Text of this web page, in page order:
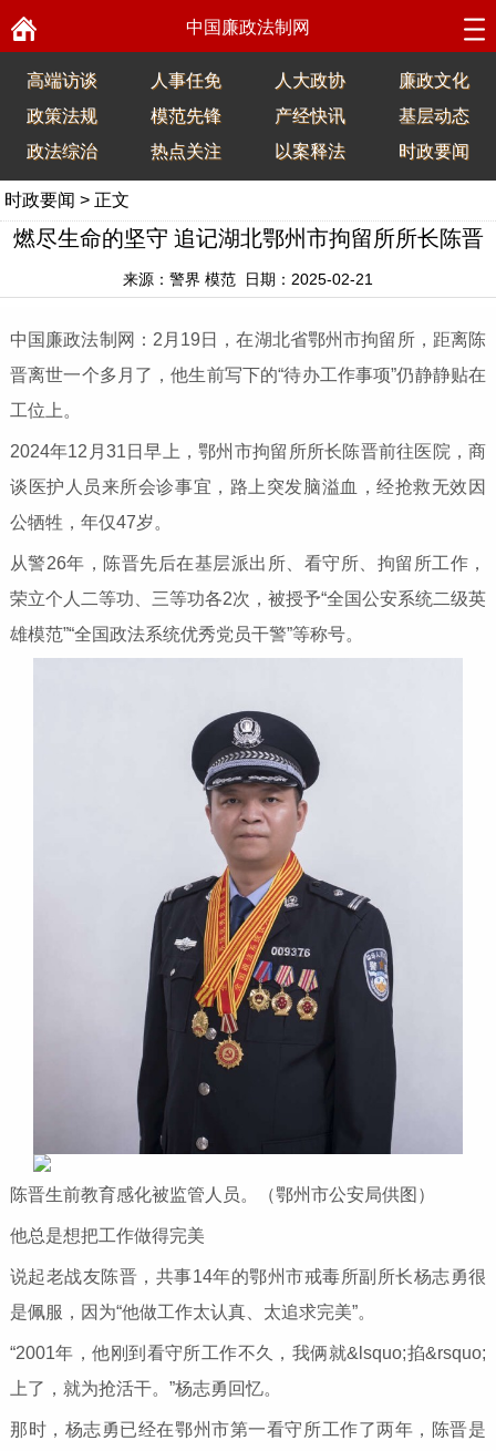
中国廉政法制网
高端访谈 人事任免 人大政协
廉政文化
政策法规
模范先锋 产经快讯
基层动态
政法综治
热点关注 以案释法 时政要闻
时政要闻 > 正文
燃尽生命的坚守 追记湖北鄂州市拘留所所长陈晋
来源：警界 模范 日期：2025-02-21
中国廉政法制网：2月19日，在湖北省鄂州市拘留所，距离陈
晋离世一个多月了，他生前写下的“待办工作事项”仍静静贴在
工位上。
2024年12月31日早上，鄂州市拘留所所长陈晋前往医院，商
谈医护人员来所会诊事宜，路上突发脑溢血，经抢救无效因
公牺牲，年仅47岁。
从警26年，陈晋先后在基层派出所、看守所、拘留所工作，
荣立个人二等功、三等功各2次，被授予“全国公安系统二级英
雄模范”“全国政法系统优秀党员干警”等称号。
陈晋生前教育感化被监管人员。（鄂州市公安局供图）
他总是想把工作做得完美
说起老战友陈晋，共事14年的鄂州市戒毒所副所长杨志勇很
是佩服，因为“他做工作太认真、太追求完美”。
“2001年，他刚到看守所工作不久，我俩就&lsquo;掐&rsquo;
上了，就为抢活干。”杨志勇回忆。
那时，杨志勇已经在鄂州市第一看守所工作了两年，陈晋是